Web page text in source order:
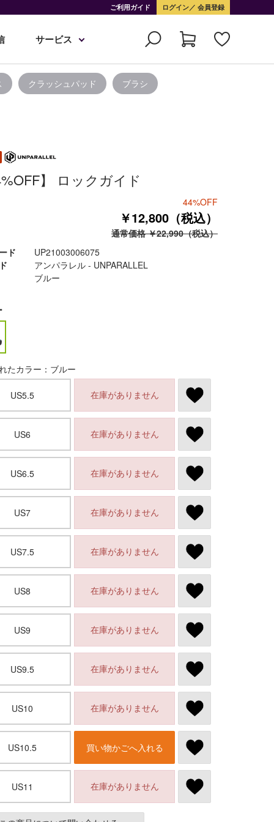
ご利用ガイド ログイン 会員登録
サービス
クラッシュパッド ブラシ
】 ロックガイド
44%OFF
￥12,800（税込）
通常価格 ￥22,990（税込）
ド
UP21003006075
アンパラレル - UNPARALLEL
ブルー
たカラー：ブルー
US5.5 在庫がありません
US6 在庫がありません
US6.5 在庫がありません
US7 在庫がありません
US7.5 在庫がありません
US8 在庫がありません
US9 在庫がありません
US9.5 在庫がありません
US10 在庫がありません
US10.5 買い物かごへ入れる
US11 在庫がありません